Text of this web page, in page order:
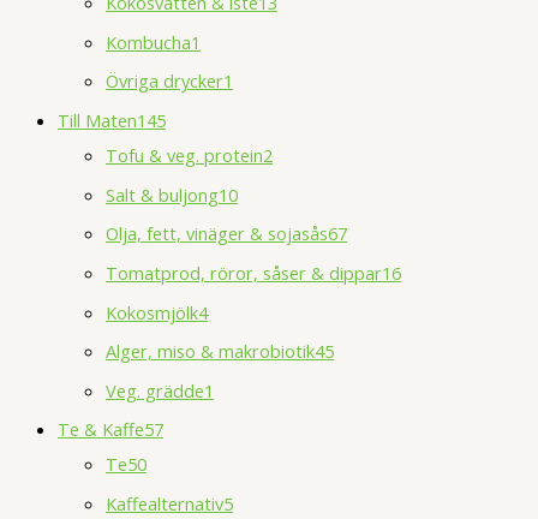
Kombucha1
Övriga drycker1
Till Maten145
Tofu & veg. protein2
Salt & buljong10
Olja, fett, vinäger & sojasås67
Tomatprod, röror, såser & dippar16
Kokosmjölk4
Alger, miso & makrobiotik45
Veg. grädde1
Te & Kaffe57
Te50
Kaffealternativ5